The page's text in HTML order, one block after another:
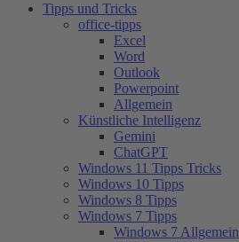
Tipps und Tricks
office-tipps
Excel
Word
Outlook
Powerpoint
Allgemein
Künstliche Intelligenz
Gemini
ChatGPT
Windows 11 Tipps Tricks
Windows 10 Tipps
Windows 8 Tipps
Windows 7 Tipps
Windows 7 Allgemein